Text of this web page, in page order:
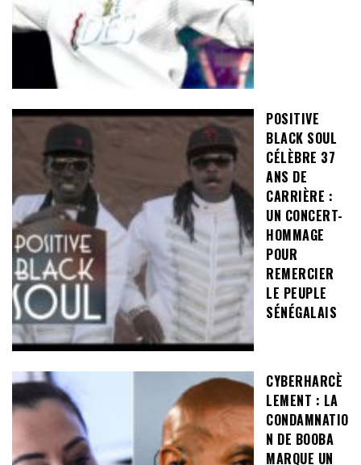
POSITIVE
BLACK SOUL
CÉLÈBRE 37
ANS DE
CARRIÈRE :
UN CONCERT-
HOMMAGE
POUR
REMERCIER
LE PEUPLE
SÉNÉGALAIS
CYBERHARCÈ
LEMENT : LA
CONDAMNATIO
N DE BOOBA
MARQUE UN